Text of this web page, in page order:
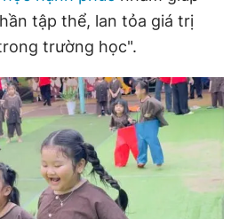
tập thể, lan tỏa giá trị
trường học".